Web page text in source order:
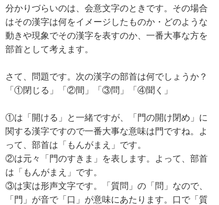
分かりづらいのは、会意文字のときです。その場合
はその漢字は何をイメージしたものか・どのような
動きや現象でその漢字を表すのか、一番大事な方を
部首として考えます。
さて、問題です。次の漢字の部首は何でしょうか？
「①閉じる」「②間」「③問」「④聞く」
①は「開ける」と一緒ですが、「門の開け閉め」に
関する漢字ですので一番大事な意味は門ですね。よ
って、部首は「もんがまえ」です。
②は元々「門のすきま」を表します。よって、部首
は「もんがまえ」です。
③は実は形声文字です。「質問」の「問」なので、
「門」が音で「口」が意味にあたります。口で「質